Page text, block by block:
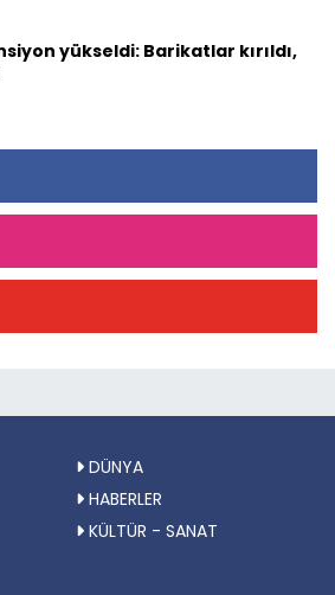
yükseldi: Barikatlar kırıldı,
DÜNYA
HABERLER
KÜLTÜR - SANAT